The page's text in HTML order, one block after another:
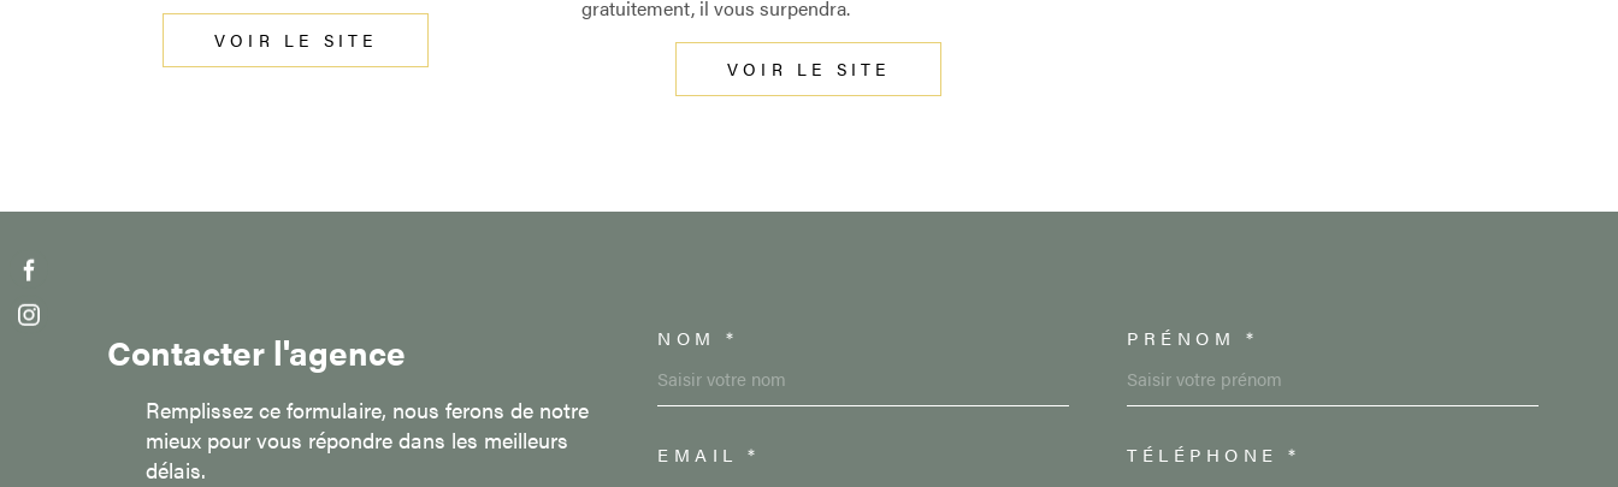
VOIR LE SITE
gratuitement, il vous surpendra.
VOIR LE SITE
Contacter l'agence
Remplissez ce formulaire, nous ferons de notre
mieux pour vous répondre dans les meilleurs
délais.
TRAD_MELTEM_VOSCOORDONNEES
NOM * PRÉNOM *
EMAIL * TÉLÉPHONE *